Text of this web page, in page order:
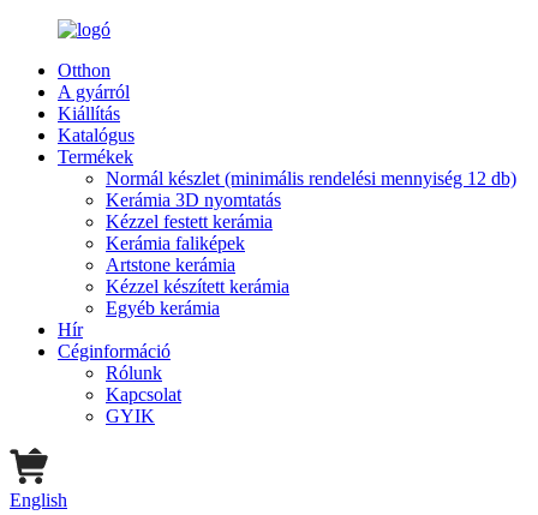
Otthon
A gyárról
Kiállítás
Katalógus
Termékek
Normál készlet (minimális rendelési mennyiség 12 db)
Kerámia 3D nyomtatás
Kézzel festett kerámia
Kerámia faliképek
Artstone kerámia
Kézzel készített kerámia
Egyéb kerámia
Hír
Céginformáció
Rólunk
Kapcsolat
GYIK
English